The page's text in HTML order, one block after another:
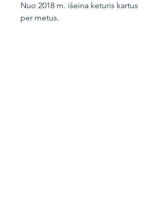
Nuo 2018 m. išeina keturis kartus
per metus.